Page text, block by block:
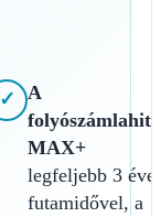
✓
A
MAX+
legfeljebb 3
futamidővel, a